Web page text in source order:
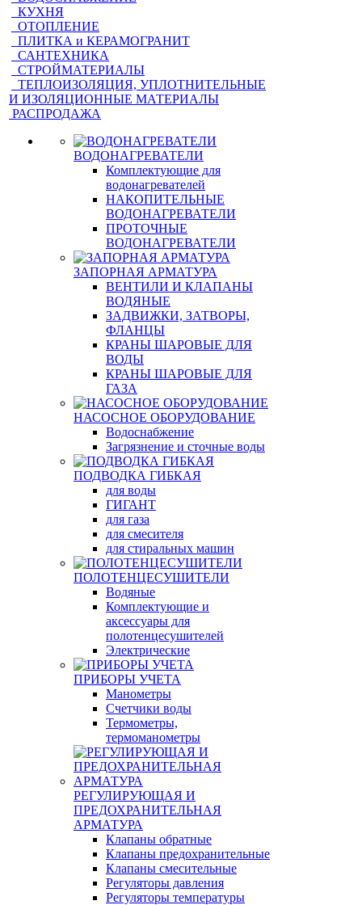
КУХНЯ
ОТОПЛЕНИЕ
ПЛИТКА и КЕРАМОГРАНИТ
САНТЕХНИКА
СТРОЙМАТЕРИАЛЫ
ТЕПЛОИЗОЛЯЦИЯ, УПЛОТНИТЕЛЬНЫЕ
И ИЗОЛЯЦИОННЫЕ МАТЕРИАЛЫ
РАСПРОДАЖА
ВОДОНАГРЕВАТЕЛИ
Комплектующие для
водонагревателей
НАКОПИТЕЛЬНЫЕ
ВОДОНАГРЕВАТЕЛИ
ПРОТОЧНЫЕ
ВОДОНАГРЕВАТЕЛИ
ЗАПОРНАЯ АРМАТУРА
ВЕНТИЛИ И КЛАПАНЫ
ВОДЯНЫЕ
ЗАДВИЖКИ, ЗАТВОРЫ,
ФЛАНЦЫ
КРАНЫ ШАРОВЫЕ ДЛЯ
ВОДЫ
КРАНЫ ШАРОВЫЕ ДЛЯ
ГАЗА
НАСОСНОЕ ОБОРУДОВАНИЕ
Водоснабжение
Загрязнение и сточные воды
ПОДВОДКА ГИБКАЯ
для воды
ГИГАНТ
для газа
для смесителя
для стиральных машин
ПОЛОТЕНЦЕСУШИТЕЛИ
Водяные
Комплектующие и
аксессуары для
полотенцесушителей
Электрические
ПРИБОРЫ УЧЕТА
Манометры
Счетчики воды
Термометры,
термоманометры
РЕГУЛИРУЮЩАЯ И
ПРЕДОХРАНИТЕЛЬНАЯ
АРМАТУРА
Клапаны обратные
Клапаны предохранительные
Клапаны смесительные
Регуляторы давления
Регуляторы температуры